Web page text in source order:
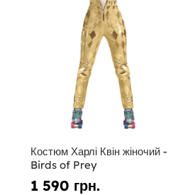
Костюм Харлі Квін жіночий -
Birds of Prey
1 590 грн.